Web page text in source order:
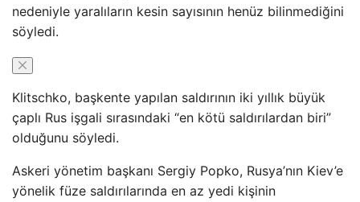
nedeniyle yaralıların kesin sayısının henüz bilinmediğini
söyledi.
Klitschko, başkente yapılan saldırının iki yıllık büyük
çaplı Rus işgali sırasındaki “en kötü saldırılardan biri”
olduğunu söyledi.
Askeri yönetim başkanı Sergiy Popko, Rusya’nın Kiev’e
yönelik füze saldırılarında en az yedi kişinin